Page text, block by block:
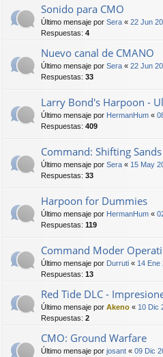
Sonido para CMO
Último mensaje por Sera « 22 Jun
Respuestas: 4
Nuevo canal de CMANO
Último mensaje por Sera « 22 Jun
Respuestas: 33
Larry Bond's Harpoon -
Último mensaje por HermanHum «
Respuestas: 409
Command: Shifting Sands
Último mensaje por Sera « 15 May
Respuestas: 33
Harpoon for Dummies
Último mensaje por HermanHum «
Respuestas: 119
Command Moder
Último mensaje por Durruti « 14 Ene
Respuestas: 13
Red Tide DLC -
Último mensaje por Akeno « 10 Dic
Respuestas: 2
CMO: Ground Warfare
Último mensaje por josant « 09 Dic